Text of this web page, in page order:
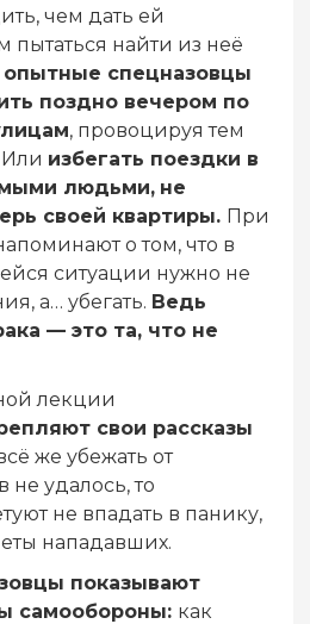
чем дать ей
пытаться найти из неё
опытные спецназовцы
поздно вечером по
, провоцируя тем
избегать поездки в
людьми, не
своей квартиры. При
о том, что в
ситуации нужно не
а… убегать. Ведь
— это та, что не
лекции
свои рассказы
же убежать от
удалось, то
не впадать в панику,
нападавших.
показывают
самообороны: как